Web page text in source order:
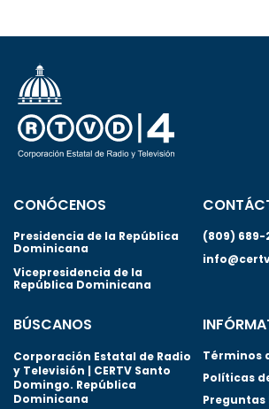
CONÓCENOS
Presidencia de la República
Dominicana
Vicepresidencia de la
República Dominicana
(809) 689-
BÚSCANOS
Corporación Estatal de Radio
y Televisión | CERTV Santo
Domingo. República
Dominicana
Términos
Políticas
Preguntas